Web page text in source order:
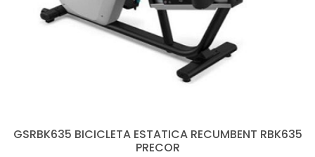
GSRBK635 BICICLETA ESTATICA RECUMBENT RBK635
PRECOR